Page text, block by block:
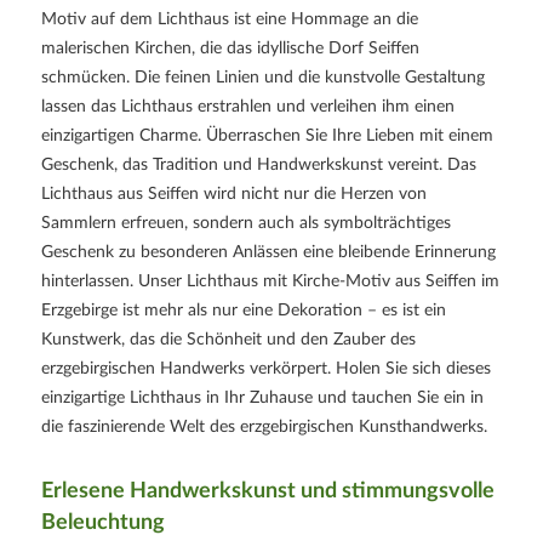
Motiv auf dem Lichthaus ist eine Hommage an die
malerischen Kirchen, die das idyllische Dorf Seiffen
schmücken. Die feinen Linien und die kunstvolle Gestaltung
lassen das Lichthaus erstrahlen und verleihen ihm einen
einzigartigen Charme. Überraschen Sie Ihre Lieben mit einem
Geschenk, das Tradition und Handwerkskunst vereint. Das
Lichthaus aus Seiffen wird nicht nur die Herzen von
Sammlern erfreuen, sondern auch als symbolträchtiges
Geschenk zu besonderen Anlässen eine bleibende Erinnerung
hinterlassen. Unser Lichthaus mit Kirche-Motiv aus Seiffen im
Erzgebirge ist mehr als nur eine Dekoration – es ist ein
Kunstwerk, das die Schönheit und den Zauber des
erzgebirgischen Handwerks verkörpert. Holen Sie sich dieses
einzigartige Lichthaus in Ihr Zuhause und tauchen Sie ein in
die faszinierende Welt des erzgebirgischen Kunsthandwerks.
Erlesene Handwerkskunst und stimmungsvolle
Beleuchtung